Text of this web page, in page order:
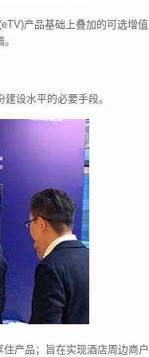
产品基础上叠加的可选增
设水平的必要手段。
产品；旨在实现酒店周边商